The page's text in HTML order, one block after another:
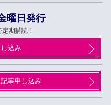
曜日発行
期購読！
込み
事申し込み